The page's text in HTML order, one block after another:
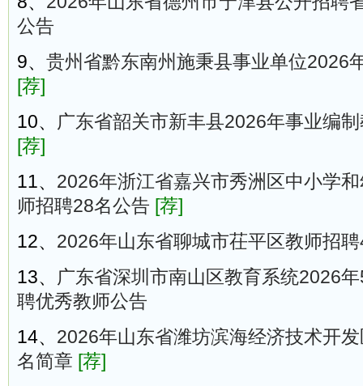
公告
9、 贵州省黔东南州施秉县事业单位2026
[荐]
10、 广东省韶关市新丰县2026年事业编
[荐]
11、 2026年浙江省嘉兴市秀洲区中小学
师招聘28名公告 [荐]
12、 2026年山东省聊城市茌平区教师招
13、 广东省深圳市南山区教育系统2026
聘优秀教师公告
14、 2026年山东省潍坊滨海经济技术开
名简章 [荐]